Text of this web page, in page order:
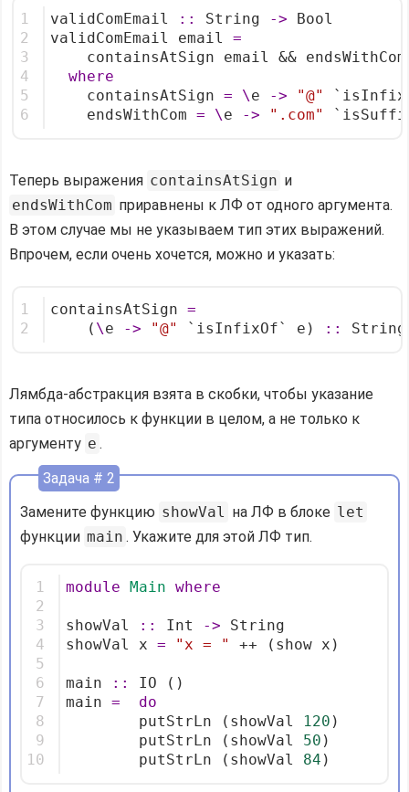
1
2
3
4
5
6
validComEmail :: String -> Bool
validComEmail email =
containsAtSign email &&
where
    containsAtSign
= \e -> "@"
    endsWithCom
= \e -> ".com"
Теперь выражения containsAtSign и
endsWithCom приравнены к ЛФ от одного аргумента.
В этом случае мы не указываем тип этих выражений.
Впрочем, если очень хочется, можно и указать:
1
2
containsAtSign =
    (
\e -> "@" `isInfixOf` e) ::
Лямбда-абстракция взята в скобки, чтобы указание
типа относилось к функции в целом, а не только к
аргументу e .
Замените функцию showVal на ЛФ в блоке let
функции main . Укажите для этой ЛФ тип.
1
2
3
4
5
6
7
8
9
10
module Main where
showVal :: Int -> String
showVal x = "x = " ++ (show x)
main ::
IO ()
main =
do
        putStrLn (showVal
120 )
        putStrLn (showVal
50 )
        putStrLn (showVal
84 )
Задача # 2